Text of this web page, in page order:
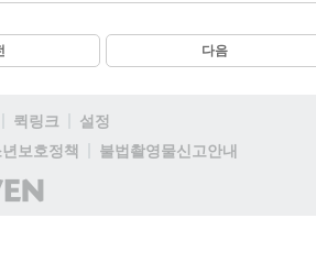
다음
퀵링크
설정
보호정책
불법촬영물신고안내
)